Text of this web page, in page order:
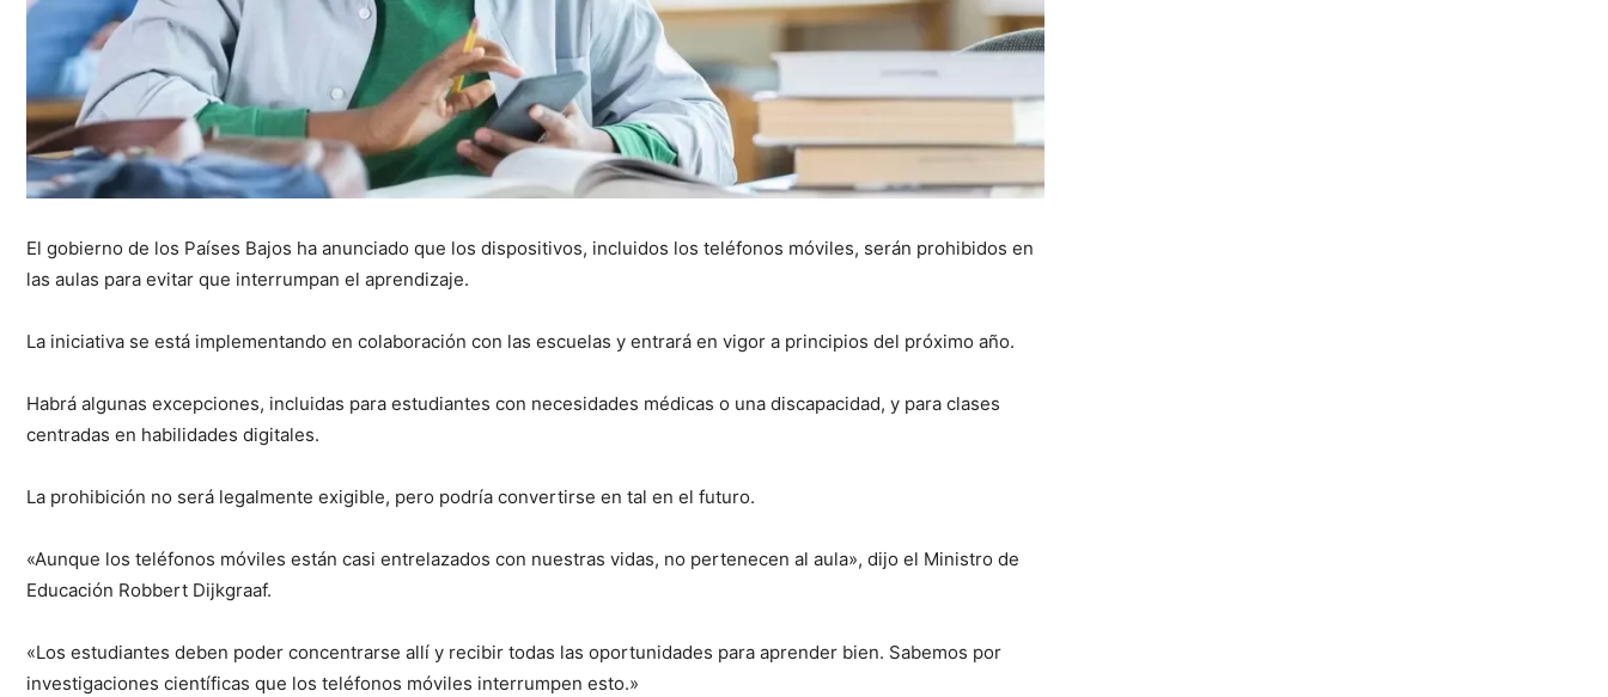
El gobierno de los Países Bajos ha anunciado que los dispositivos, incluidos los teléfonos móviles, serán prohibidos en
las aulas para evitar que interrumpan el aprendizaje.
La iniciativa se está implementando en colaboración con las escuelas y entrará en vigor a principios del próximo año.
Habrá algunas excepciones, incluidas para estudiantes con necesidades médicas o una discapacidad, y para clases
centradas en habilidades digitales.
La prohibición no será legalmente exigible, pero podría convertirse en tal en el futuro.
«Aunque los teléfonos móviles están casi entrelazados con nuestras vidas, no pertenecen al aula», dijo el Ministro de
Educación Robbert Dijkgraaf.
«Los estudiantes deben poder concentrarse allí y recibir todas las oportunidades para aprender bien. Sabemos por
investigaciones científicas que los teléfonos móviles interrumpen esto.»